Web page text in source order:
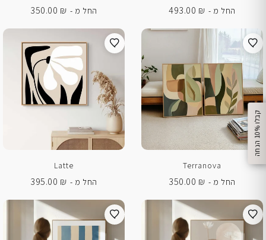
ק
ב
ל
ו
1
0
%
ה
נ
ח
ה
החל מ -
493.00 ₪
החל מ -
350.00 ₪
Terranova
החל מ -
350.00 ₪
Latte
החל מ -
395.00 ₪